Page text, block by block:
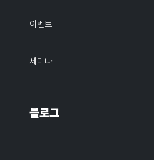
이벤트
세미나
블로그